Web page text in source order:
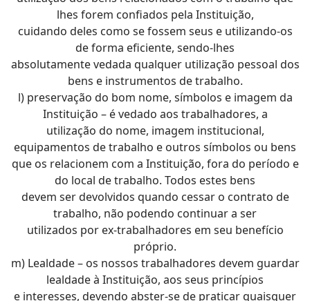
lhes forem confiados pela Instituição,
cuidando deles como se fossem seus e utilizando-os
de forma eficiente, sendo-lhes
absolutamente vedada qualquer utilização pessoal dos
bens e instrumentos de trabalho.
l) preservação do bom nome, símbolos e imagem da
Instituição – é vedado aos trabalhadores, a
utilização do nome, imagem institucional,
equipamentos de trabalho e outros símbolos ou bens
que os relacionem com a Instituição, fora do período e
do local de trabalho. Todos estes bens
devem ser devolvidos quando cessar o contrato de
trabalho, não podendo continuar a ser
utilizados por ex-trabalhadores em seu benefício
próprio.
m) Lealdade – os nossos trabalhadores devem guardar
lealdade à Instituição, aos seus princípios
e interesses, devendo abster-se de praticar quaisquer